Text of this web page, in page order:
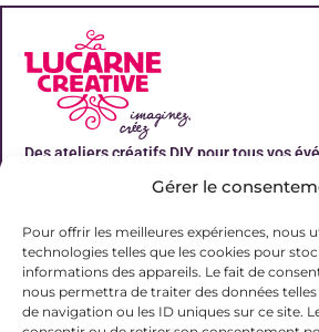
Gérer le
Pour offrir les meilleures expériences, nous
technologies telles que les cookies pour
informations des appareils. Le fait de
nous permettra de traiter des données
de navigation ou les ID uniques sur ce site.
Des ateliers créatifs DIY pour tous vos
Liens utiles
Contact